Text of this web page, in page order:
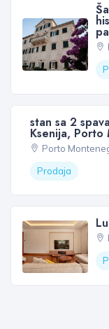
stan sa 2
Ksenija,
Porto
Prodaja